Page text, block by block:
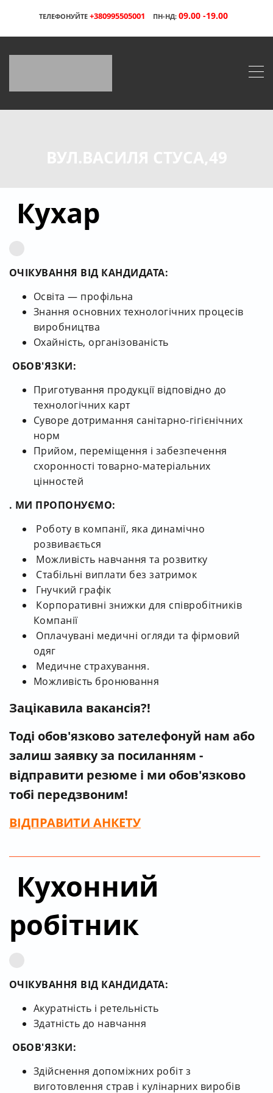
ТЕЛЕФОНУЙТЕ +380995505001 ПН-НД: 09.00 -19.00
ВУЛ.ВАСИЛЯ СТУСА,49
Кухар
ОЧІКУВАННЯ ВІД КАНДИДАТА:
Освіта — профільна
Знання основних технологічних процесів
виробництва
Охайність, організованість
ОБОВ'ЯЗКИ:
Приготування продукції відповідно до
технологічних карт
Суворе дотримання санітарно-гігієнічних
норм
Прийом, переміщення і забезпечення
схоронності товарно-матеріальних
цінностей
. МИ ПРОПОНУЄМО:
Роботу в компанії, яка динамічно
розвивається
Можливість навчання та розвитку
Стабільні виплати без затримок
Гнучкий графік
Корпоративні знижки для співробітників
Компанії
Оплачувані медичні огляди та фірмовий
одяг
Медичне страхування.
Можливість бронювання
Зацікавила вакансія?!
Тоді обов'язково зателефонуй нам або
залиш заявку за посиланням -
відправити резюме і ми обов'язково
тобі передзвоним!
ВІДПРАВИТИ АНКЕТУ
Кухонний
робітник
ОЧІКУВАННЯ ВІД КАНДИДАТА:
Акуратність і ретельність
Здатність до навчання
ОБОВ'ЯЗКИ:
Здійснення допоміжних робіт з
виготовлення страв і кулінарних виробів